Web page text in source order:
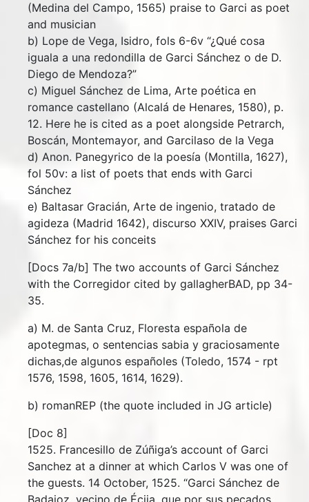
(Medina del Campo, 1565) praise to Garci as poet
and musician
b) Lope de Vega, Isidro, fols 6-6v “¿Qué cosa
iguala a una redondilla de Garci Sánchez o de D.
Diego de Mendoza?”
c) Miguel Sánchez de Lima, Arte poética en
romance castellano (Alcalá de Henares, 1580), p.
12. Here he is cited as a poet alongside Petrarch,
Boscán, Montemayor, and Garcilaso de la Vega
d) Anon. Panegyrico de la poesía (Montilla, 1627),
fol 50v: a list of poets that ends with Garci
Sánchez
e) Baltasar Gracián, Arte de ingenio, tratado de
agideza (Madrid 1642), discurso XXIV, praises Garci
Sánchez for his conceits
[Docs 7a/b] The two accounts of Garci Sánchez
with the Corregidor cited by gallagherBAD, pp 34-
35.
a) M. de Santa Cruz, Floresta española de
apotegmas, o sentencias sabia y graciosamente
dichas,de algunos españoles (Toledo, 1574 - rpt
1576, 1598, 1605, 1614, 1629).
b) romanREP (the quote included in JG article)
[Doc 8]
1525. Francesillo de Zúñiga’s account of Garci
Sanchez at a dinner at which Carlos V was one of
the guests. 14 October, 1525. “Garci Sánchez de